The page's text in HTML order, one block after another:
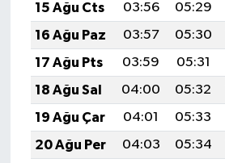
15 Ağu Cts
03:56 05:29
16 Ağu Paz
03:57 05:30
17 Ağu Pts
03:59 05:31
18 Ağu Sal
04:00 05:32
19 Ağu Çar
04:01 05:33
20 Ağu Per
04:03 05:34